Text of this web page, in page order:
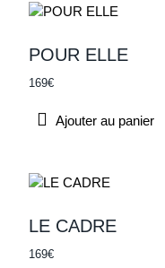
POUR ELLE
169€
Ajouter au panier
LE CADRE
169€